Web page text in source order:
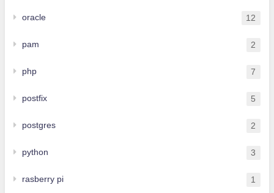
oracle 12
pam 2
php 7
postfix 5
postgres 2
python 3
rasberry pi 1